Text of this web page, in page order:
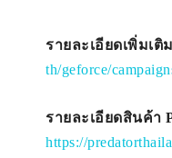
รายละเอียดเพิ่มเติม
th/geforce/
รายละเอียดสินค้า
https://